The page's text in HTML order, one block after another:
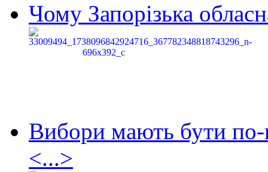
Чому Запорізька
Вибори мають бути по-
<...>